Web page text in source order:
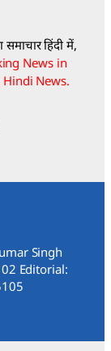
हिंदी में,
News in
News.
Singh
Editorial: